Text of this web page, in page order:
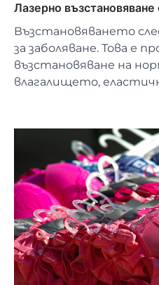
Лазерно
Възстановяването
за заболяване. Това е
възстановяване на
влагалището,